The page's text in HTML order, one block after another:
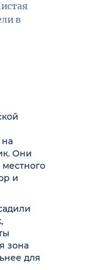
в
Они
и
зона
для